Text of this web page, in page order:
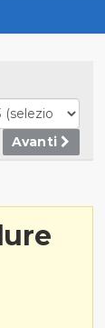
Avanti